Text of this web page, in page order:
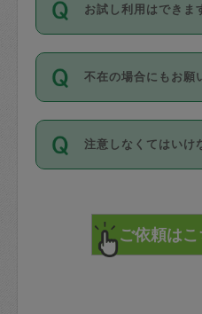
ールに記載してい
を依頼してください
※テストセンターの
参考
【詳細】タ
す。
写真を撮り、
詳細FAQ：
損害賠
タスカジさんへ「
可能です。
す。
1. 直前キャンセル
共通）
72時間を超える※
料が発生します。
直前キャンセル料：
72時間前〜24時間
お試し利用はできま
「お試し利用」と
せんが、「一回の
とによって、気に
まず、条件の合う
みてください。
その後、一番気に
不在の場合にもお願
不在の場合の作業
が必要です。数回
ジさんと依頼者の
てください。
不在時に部屋に入
注意しなくてはいけ
で、必ず鍵のかか
れて依頼者の責任
けてください。